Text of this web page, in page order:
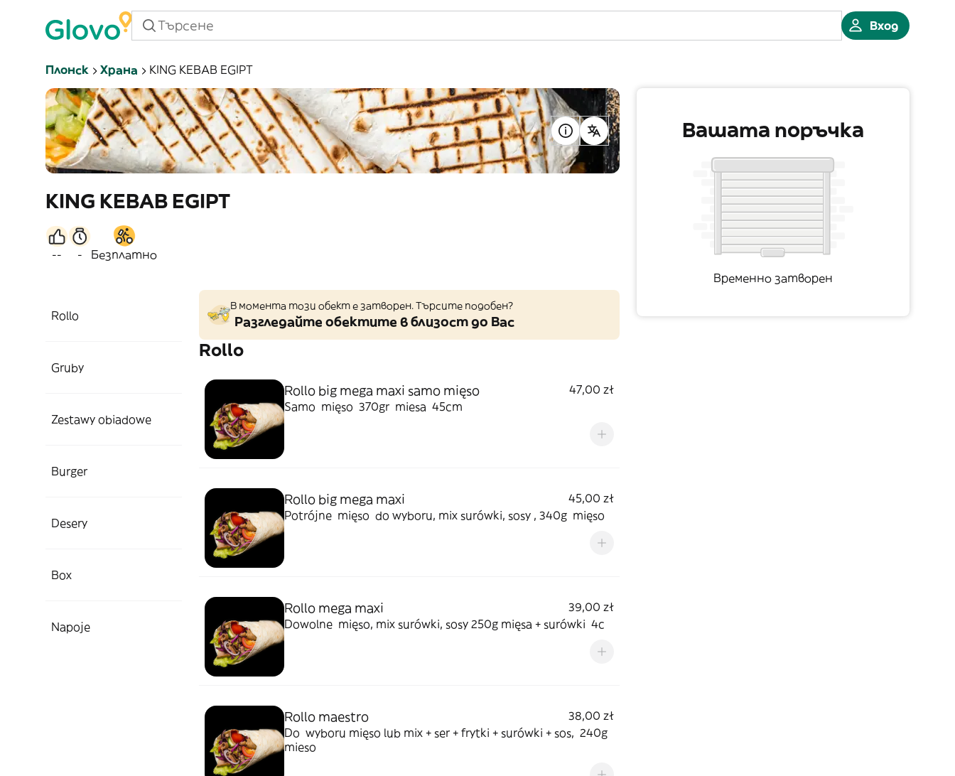
Вход
Плонск Храна KING KEBAB EGIPT
KING KEBAB EGIPT
-- - Безплатно
Rollo
Gruby
Zestawy obiadowe
Burger
Desery
Box
Napoje
В момента този обект е затворен. Търсите подобен?
Разгледайте обектите в близост до Вас
Rollo
Rollo big mega maxi samo mięso
47,00 zł
Samo mięso 370gr miesa 45cm
Rollo big mega maxi
45,00 zł
Potrójne mięso do wyboru, mix surówki, sosy , 340g mięso
Rollo mega maxi
39,00 zł
Dowolne mięso, mix surówki, sosy 250g mięsa + surówki 4c
Rollo maestro
38,00 zł
Do wyboru mięso lub mix + ser + frytki + surówki + sos, 240g
mieso
Вашата поръчка
Временно затворен